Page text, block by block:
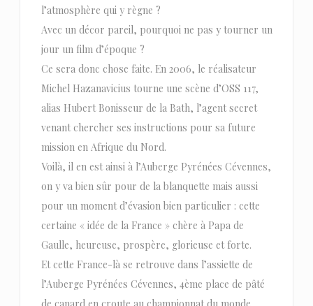
l’atmosphère qui y règne ?
Avec un décor pareil, pourquoi ne pas y tourner un
jour un film d’époque ?
Ce sera donc chose faite. En 2006, le réalisateur
Michel Hazanavicius tourne une scène d’OSS 117,
alias Hubert Bonisseur de la Bath, l’agent secret
venant chercher ses instructions pour sa future
mission en Afrique du Nord.
Voilà, il en est ainsi à l’Auberge Pyrénées Cévennes,
on y va bien sûr pour de la blanquette mais aussi
pour un moment d’évasion bien particulier : cette
certaine « idée de la France » chère à Papa de
Gaulle, heureuse, prospère, glorieuse et forte.
Et cette France-là se retrouve dans l’assiette de
l’Auberge Pyrénées Cévennes, 4ème place de pâté